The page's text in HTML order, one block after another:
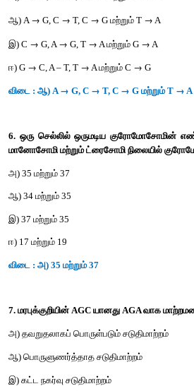
விடை : இ) 3 மற்றும் 4
மறுகூட்டிணைவு வகைகளின் விகிதங்கள்
ஆ) 7:1:1; 7
இ) 96:4:36
ஈ) 1:7:7:1
விடை : ஆ) 7:1:1:7
பதிலீடு வேறுபட்ட பதிலீடு முறையே